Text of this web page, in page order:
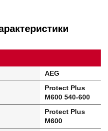
AEG
Protect Plus
M600 540-600
Protect Plus
M600